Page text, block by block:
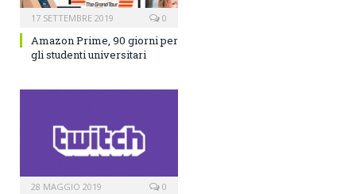
17 SETTEMBRE 2019 0
Amazon Prime, 90 giorni per
gli studenti universitari
28 MAGGIO 2019 0